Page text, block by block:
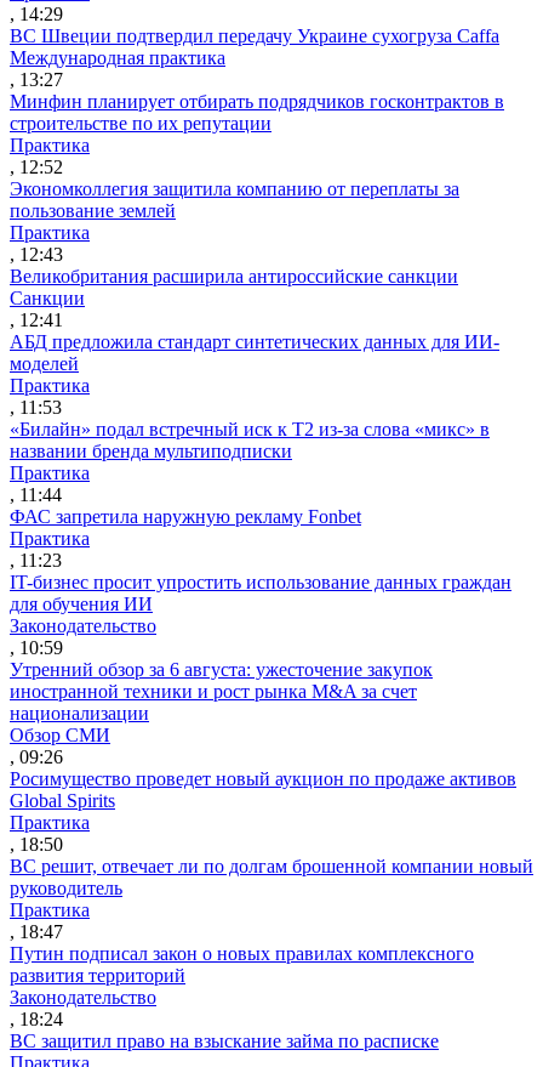
, 14:29
ВС Швеции подтвердил передачу Украине сухогруза Caffa
Международная практика
, 13:27
Минфин планирует отбирать подрядчиков госконтрактов в
строительстве по их репутации
Практика
, 12:52
Экономколлегия защитила компанию от переплаты за
пользование землей
Практика
, 12:43
Великобритания расширила антироссийские санкции
Санкции
, 12:41
АБД предложила стандарт синтетических данных для ИИ-
моделей
Практика
, 11:53
«Билайн» подал встречный иск к Т2 из-за слова «микс» в
названии бренда мультиподписки
Практика
, 11:44
ФАС запретила наружную рекламу Fonbet
Практика
, 11:23
IT-бизнес просит упростить использование данных граждан
для обучения ИИ
Законодательство
, 10:59
Утренний обзор за 6 августа: ужесточение закупок
иностранной техники и рост рынка M&A за счет
национализации
Обзор СМИ
, 09:26
Росимущество проведет новый аукцион по продаже активов
Global Spirits
Практика
, 18:50
ВС решит, отвечает ли по долгам брошенной компании новый
руководитель
Практика
, 18:47
Путин подписал закон о новых правилах комплексного
развития территорий
Законодательство
, 18:24
ВС защитил право на взыскание займа по расписке
Практика